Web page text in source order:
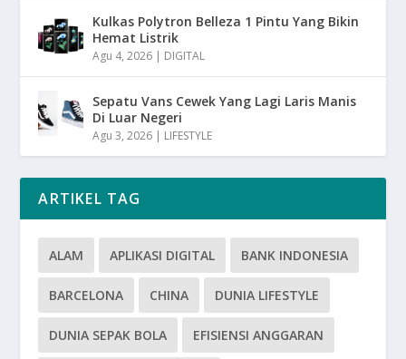
Kulkas Polytron Belleza 1 Pintu Yang Bikin
Hemat Listrik
Agu 4, 2026 | DIGITAL
Sepatu Vans Cewek Yang Lagi Laris Manis
Di Luar Negeri
Agu 3, 2026 | LIFESTYLE
ARTIKEL TAG
ALAM APLIKASI DIGITAL BANK INDONESIA
BARCELONA CHINA DUNIA LIFESTYLE
DUNIA SEPAK BOLA EFISIENSI ANGGARAN